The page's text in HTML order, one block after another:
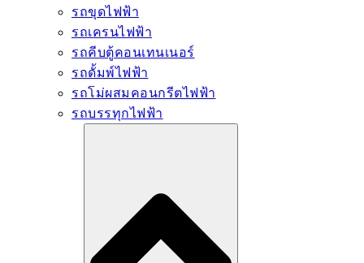
รถขุดไฟฟ้า
รถเครนไฟฟ้า
รถคีบตู้คอนเทนเนอร์
รถดั้มพ์ไฟฟ้า
รถโม่ผสมคอนกรีตไฟฟ้า
รถบรรทุกไฟฟ้า